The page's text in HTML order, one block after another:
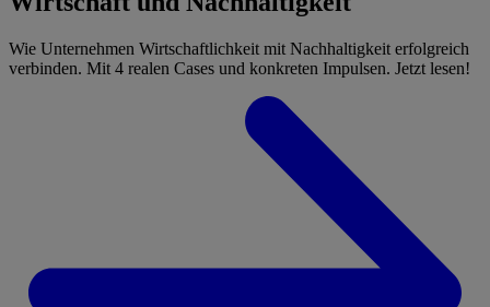
Wie Unternehmen Wirtschaftlichkeit mit Nachhaltigkeit erfolgreich
verbinden. Mit 4 realen Cases und konkreten Impulsen. Jetzt lesen!